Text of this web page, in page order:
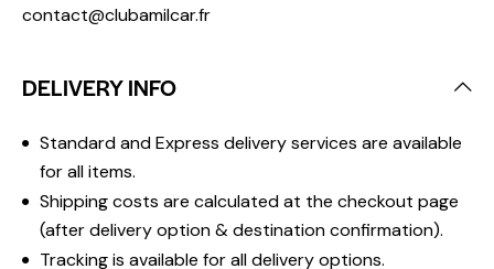
contact@clubamilcar.fr
DELIVERY INFO
Standard and Express delivery services are available
for all items.
Shipping costs are calculated at the checkout page
(after delivery option & destination confirmation).
Tracking is available for all delivery options.